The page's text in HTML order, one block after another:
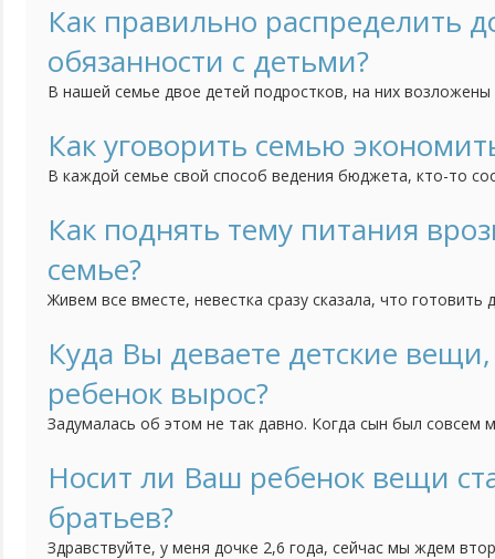
Как правильно распределить
обязанности с детьми?
В нашей семье двое детей подростков, на них
нашла вторую работу, я не успеваю делать все дела.
как распределять, и что делать, если они откажутся
Как уговорить семью
В каждой семье свой способ ведения бюджета, кто-то
бюджетом владею я, считаю тяжелый труд в наше время
зарплат слепить достойный быт. Вижу в последнее
пытаюсь...
Как поднять тему питания
семье?
Живем все вместе, невестка сразу сказала, что готовить
на деньги мои. Понимаю, что это мои родители, но так
человек. К тому же бывают периоды, когда нужно
Куда Вы деваете детские
ребенок вырос?
Задумалась об этом не так давно. Когда сын был совсем
так не произошло. Сейчас вещей, что нам не нужны не
есть и вполне в хорошем состоянии. Продать через
Носит ли Ваш ребенок вещи
братьев?
Здравствуйте, у меня дочке 2,6 года, сейчас мы ждем